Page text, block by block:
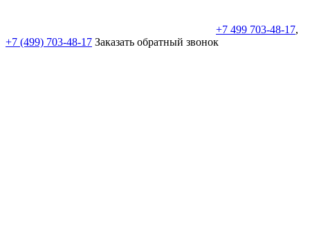
+7 499 703-48-17,
+7 (499) 703-48-17 Заказать обратный звонок